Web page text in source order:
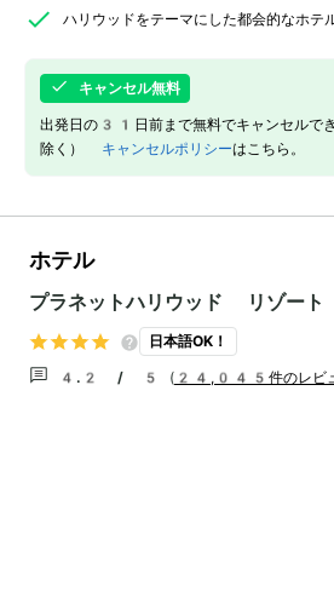
ハリウッドをテーマにした都会的なホテ
キャンセル無料
出発日の31日前まで無料でキャンセルで
除く） キャンセルポリシーはこちら。
ホテル
プラネットハリウッド リゾー
日本語OK！
4.2 / 5 ( 24,045件のレビ